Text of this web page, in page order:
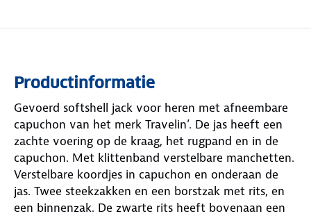
Productinformatie
Gevoerd softshell jack voor heren met afneembare
capuchon van het merk Travelin’. De jas heeft een
zachte voering op de kraag, het rugpand en in de
capuchon. Met klittenband verstelbare manchetten.
Verstelbare koordjes in capuchon en onderaan de
jas. Twee steekzakken en een borstzak met rits, en
een binnenzak. De zwarte rits heeft bovenaan een